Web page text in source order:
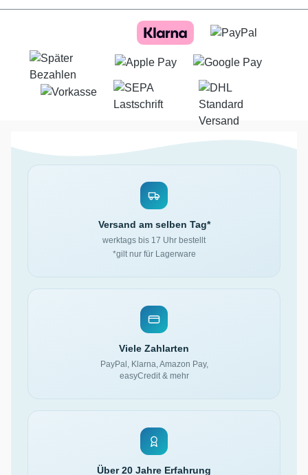
Versand am selben Tag*
werktags bis 17 Uhr bestellt
*gilt nur für Lagerware
Viele Zahlarten
PayPal, Klarna, Amazon Pay,
easyCredit & mehr
Über 20 Jahre Erfahrung